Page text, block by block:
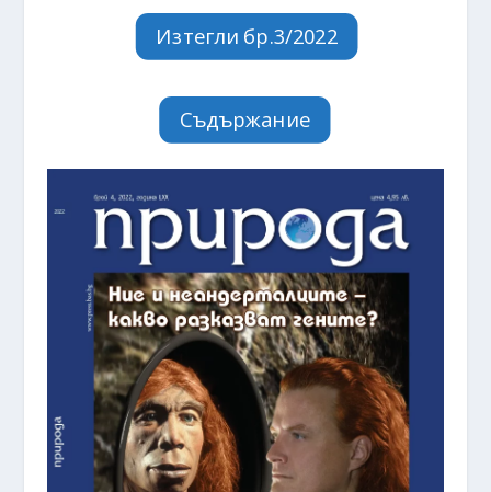
Изтегли бр.3/2022
Съдържание